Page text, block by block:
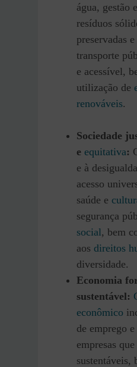
água, gestão
resíduos
preservadas
transporte
e acessível,
utilização de
renováveis.
Sociedade
e equitativa:
e à
acesso
saúde e
segurança
social, bem
aos direitos
diversidade.
Economia
sustentável:
econômico
de emprego
empresas
sustentáveis,